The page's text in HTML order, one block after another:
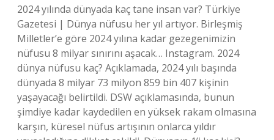
2024 yılında dünyada kaç tane insan var? Türkiye
Gazetesi | Dünya nüfusu her yıl artıyor. Birleşmiş
Milletler’e göre 2024 yılına kadar gezegenimizin
nüfusu 8 milyar sınırını aşacak… Instagram. 2024
dünya nüfusu kaç? Açıklamada, 2024 yılı başında
dünyada 8 milyar 73 milyon 859 bin 407 kişinin
yaşayacağı belirtildi. DSW açıklamasında, bunun
şimdiye kadar kaydedilen en yüksek rakam olmasına
karşın, küresel nüfus artışının onlarca yıldır